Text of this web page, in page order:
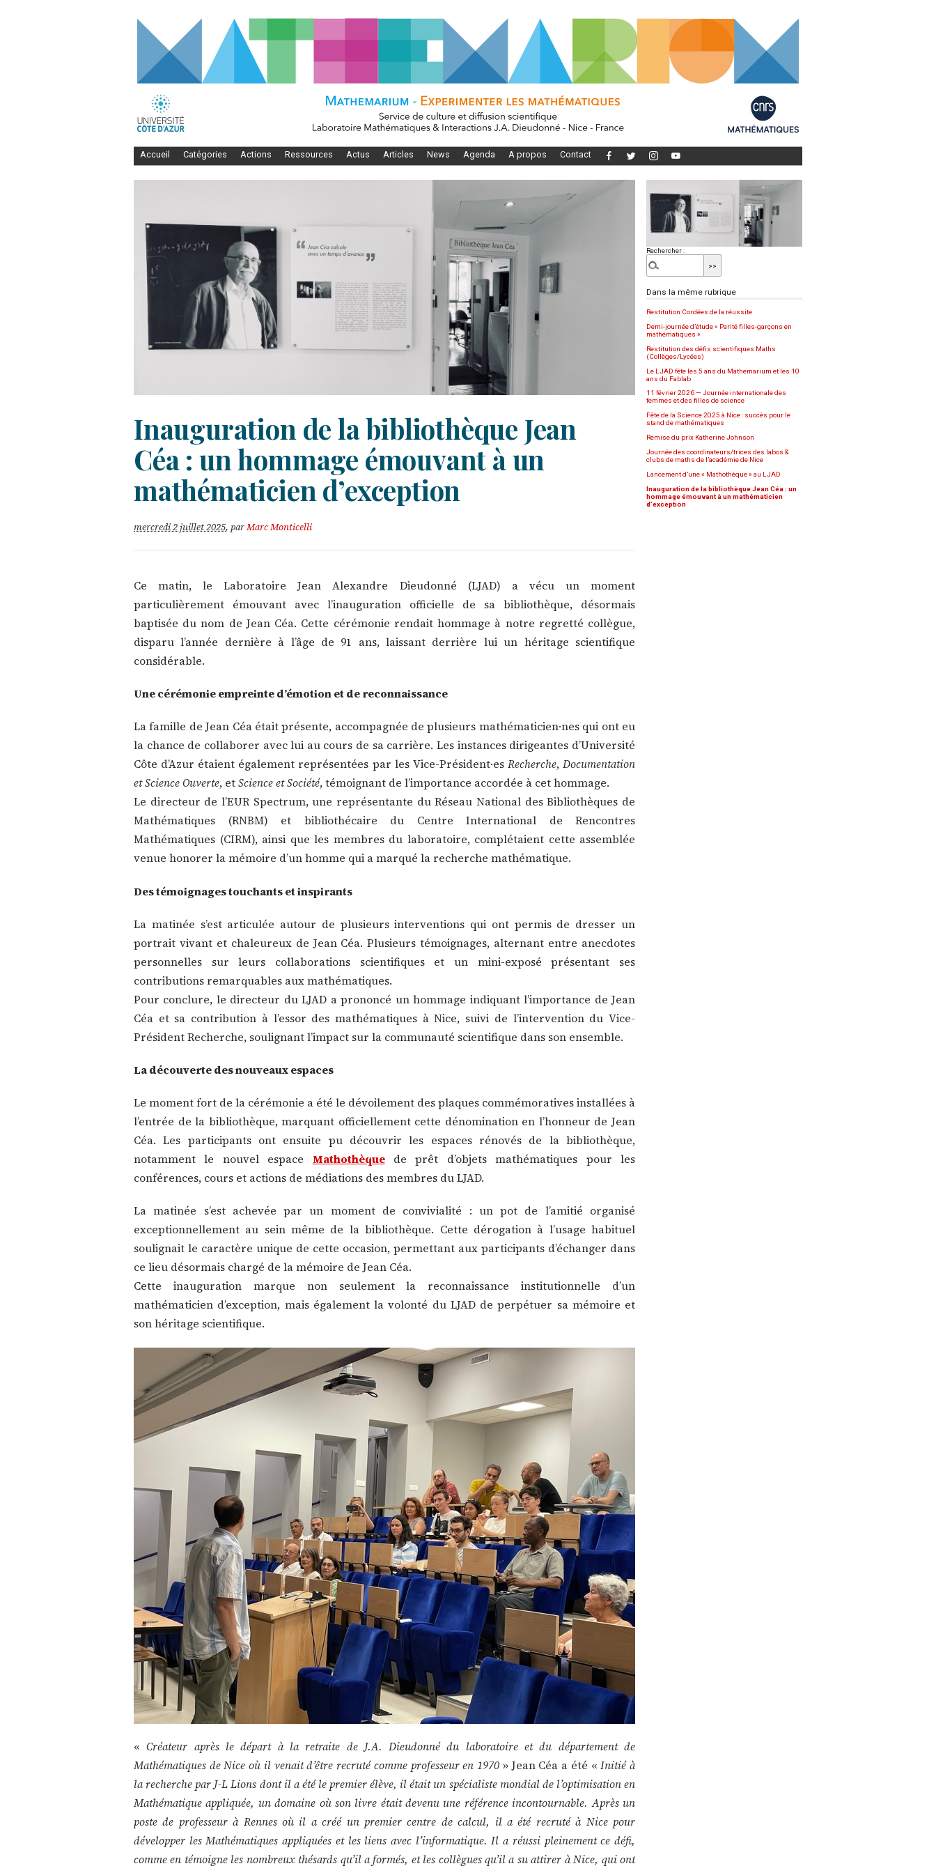
Accueil Catégories Actions Ressources Actus Articles News Agenda A propos Contact
Inauguration de la bibliothèque Jean
Céa : un hommage émouvant à un
mathématicien d’exception
mercredi 2 juillet 2025, parMarc Monticelli
Ce matin, le Laboratoire Jean Alexandre Dieudonné (LJAD) a vécu un moment
particulièrement émouvant avec l’inauguration officielle de sa bibliothèque, désormais
baptisée du nom de Jean Céa. Cette cérémonie rendait hommage à notre regretté collègue,
disparu l’année dernière à l’âge de 91 ans, laissant derrière lui un héritage scientifique
considérable.
Une cérémonie empreinte d’émotion et de reconnaissance
La famille de Jean Céa était présente, accompagnée de plusieurs mathématicien·nes qui ont eu
la chance de collaborer avec lui au cours de sa carrière. Les instances dirigeantes d’Université
Côte d’Azur étaient également représentées par les Vice-Président·es Recherche,Documentation
et Science Ouverte, etScience et Société, témoignant de l’importance accordée à cet hommage.
Le directeur de l’EUR Spectrum, une représentante du Réseau National des Bibliothèques de
Mathématiques (RNBM) et bibliothécaire du Centre International de Rencontres
Mathématiques (CIRM), ainsi que les membres du laboratoire, complétaient cette assemblée
venue honorer la mémoire d’un homme qui a marqué la recherche mathématique.
Des témoignages touchants et inspirants
La matinée s’est articulée autour de plusieurs interventions qui ont permis de dresser un
portrait vivant et chaleureux de Jean Céa. Plusieurs témoignages, alternant entre anecdotes
personnelles sur leurs collaborations scientifiques et un mini-exposé présentant ses
contributions remarquables aux mathématiques.
Pour conclure, le directeur du LJAD a prononcé un hommage indiquant l’importance de Jean
Céa et sa contribution à l’essor des mathématiques à Nice, suivi de l’intervention du Vice-
Président Recherche, soulignant l’impact sur la communauté scientifique dans son ensemble.
La découverte des nouveaux espaces
Le moment fort de la cérémonie a été le dévoilement des plaques commémoratives installées à
l’entrée de la bibliothèque, marquant officiellement cette dénomination en l’honneur de Jean
Céa. Les participants ont ensuite pu découvrir les espaces rénovés de la bibliothèque,
notamment le nouvel espace Mathothèquede prêt d’objets mathématiques pour les
conférences, cours et actions de médiations des membres du LJAD.
La matinée s’est achevée par un moment de convivialité : un pot de l’amitié organisé
exceptionnellement au sein même de la bibliothèque. Cette dérogation à l’usage habituel
soulignait le caractère unique de cette occasion, permettant aux participants d’échanger dans
ce lieu désormais chargé de la mémoire de Jean Céa.
Cette inauguration marque non seulement la reconnaissance institutionnelle d’un
mathématicien d’exception, mais également la volonté du LJAD de perpétuer sa mémoire et
son héritage scientifique.
«Créateur après le départ à la retraite de J.A. Dieudonné du laboratoire et du département de
Mathématiques de Nice où il venait d’être recruté comme professeur en 1970 » Jean Céa a été «Initié à
la recherche par J-L Lions dont il a été le premier élève, il était un spécialiste mondial de l’optimisation en
Mathématique appliquée, un domaine où son livre était devenu une référence incontournable. Après un
poste de professeur à Rennes où il a créé un premier centre de calcul, il a été recruté à Nice pour
développer les Mathématiques appliquées et les liens avec l’informatique. Il a réussi pleinement ce défi,
comme en témoigne les nombreux thésards qu’il a formés, et les collègues qu’il a su attirer à Nice, qui ont
Rechercher :
Dans la même rubrique
Restitution Cordées de la réussite
Demi-journée d’étude « Parité filles-garçons en
mathématiques »
Restitution des défis scientifiques Maths
(Collèges/Lycées)
Le LJAD fête les 5 ans du Mathemarium et les 10
ans du Fablab
11 février 2026 — Journée internationale des
femmes et des filles de science
Fête de la Science 2025 à Nice : succès pour le
stand de mathématiques
Remise du prix Katherine Johnson
Journée des coordinateurs/trices des labos &
clubs de maths de l’académie de Nice
Lancement d’une « Mathothèque » au LJAD
Inauguration de la bibliothèque Jean Céa : un
hommage émouvant à un mathématicien
d’exception